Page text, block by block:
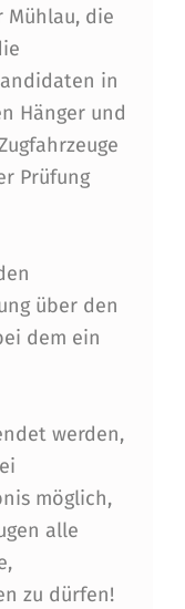
Mühlau, die
in
Hänger und
Prüfung
über den
dem ein
werden,
möglich,
alle
zu dürfen!